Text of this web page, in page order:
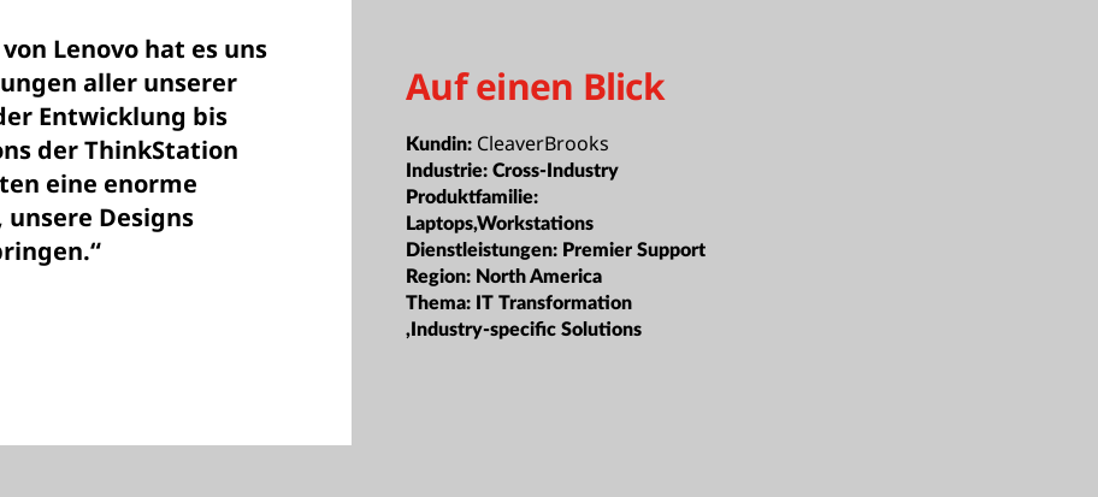
Lenovo hat es uns
aller unserer
Entwicklung bis
der ThinkStation
eine enorme
Designs
Auf einen Blick
Kundin: CleaverBrooks
Industrie:Cross-Industry
Produktfamilie:
Laptops,Workstations
Dienstleistungen: Premier Support
Region: North America
Thema: IT Transformation
,Industry-specific Solutions